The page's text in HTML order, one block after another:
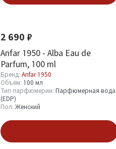
2 690 ₽
Anfar 1950 - Alba Eau de
Parfum, 100 ml
Бренд: Anfar 1950
Объём: 100 мл
Тип парфюмерии: Парфюмерная вода
(EDP)
Пол: Женский